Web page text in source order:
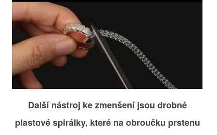
Další nástroj ke zmenšení jsou drobné
plastové spirálky, které na obroučku prstenu